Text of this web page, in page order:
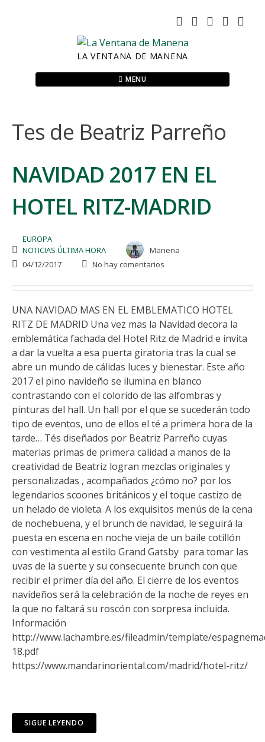
LA VENTANA DE MANENA
MENU
Tes de Beatriz Parreño
NAVIDAD 2017 EN EL
HOTEL RITZ-MADRID
EUROPA
NOTICIAS ÚLTIMA HORA
Manena
04/12/2017
No hay comentarios
UNA NAVIDAD MAS EN EL EMBLEMATICO HOTEL
RITZ DE MADRID Una vez mas la Navidad decora la
emblemática fachada del Hotel Ritz de Madrid e invita
a dar la vuelta a esa puerta giratoria tras la cual se
abre un mundo de cálidas luces y bienestar. Este año
2017 el pino navideño se ilumina en blanco
contrastando con el colorido de las alfombras y
pinturas del hall. Un hall por el que se sucederán todo
tipo de eventos, uno de ellos el té a primera hora de la
tarde… Tés diseñados por Beatriz Parreño cuyas
materias primas de primera calidad a manos de la
creatividad de Beatriz logran mezclas originales y
personalizadas , acompañados ¿cómo no? por los
legendarios scoones británicos y el toque castizo de
un helado de violeta. A los exquisitos menús de la cena
de nochebuena, y el brunch de navidad, le seguirá la
puesta en escena en noche vieja de un baile cotillón
con vestimenta al estilo Grand Gatsby para tomar las
uvas de la suerte y su consecuente brunch con que
recibir el primer día del año. El cierre de los eventos
navideños será la celebración de la noche de reyes en
la que no faltará su roscón con sorpresa incluida.
Información
http://www.lachambre.es/fileadmin/template/
18.pdf
https://www.mandarinoriental.com/madrid/hotel-ritz/
SIGUE LEYENDO